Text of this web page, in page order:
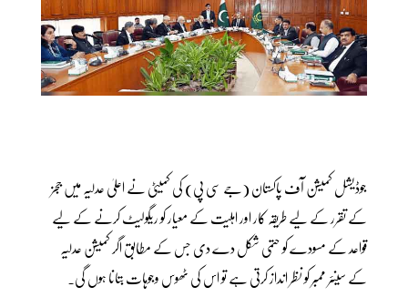
جوڈیشل کمیشن آف پاکستان (جے سی پی) کی کمیٹی نے اعلیٰ عدلیہ میں ججز
کے تقرر کے لیے طریقہ کار اور اہلیت کے معیار کو ریگولیٹ کرنے کے لیے
قواعد کے مسودے کو حتمی شکل دے دی جس کے مطابق اگر کمیشن عدلیہ
کے سینئر ممبر کو نظر انداز کرتی ہے تو اس کی ٹھوس وجوہات بتانا ہوں گی۔